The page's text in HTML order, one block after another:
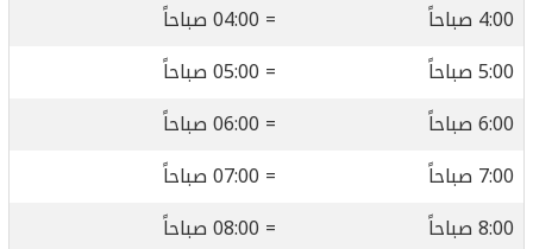
4:00 صباحاً
= 04:00 صباحاً
5:00 صباحاً
= 05:00 صباحاً
6:00 صباحاً
= 06:00 صباحاً
7:00 صباحاً
= 07:00 صباحاً
8:00 صباحاً
= 08:00 صباحاً